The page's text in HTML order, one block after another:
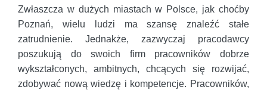
Zwłaszcza w dużych miastach w Polsce, jak choćby
Poznań, wielu ludzi ma szansę znaleźć stałe
zatrudnienie. Jednakże, zazwyczaj pracodawcy
poszukują do swoich firm pracowników dobrze
wykształconych, ambitnych, chcących się rozwijać,
zdobywać nową wiedzę i kompetencje. Pracowników,